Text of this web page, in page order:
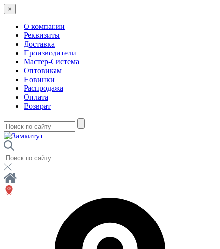
×
О компании
Реквизиты
Доставка
Производители
Мастер-Система
Оптовикам
Новинки
Распродажа
Оплата
Возврат